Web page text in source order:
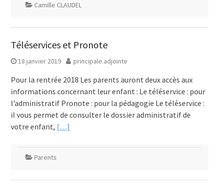
Camille CLAUDEL
Téléservices et Pronote
18 janvier 2019 principale.adjointe
Pour la rentrée 2018 Les parents auront deux accès aux
informations concernant leur enfant : Le téléservice : pour
l’administratif Pronote : pour la pédagogie Le téléservice :
il vous permet de consulter le dossier administratif de
votre enfant, […]
Parents